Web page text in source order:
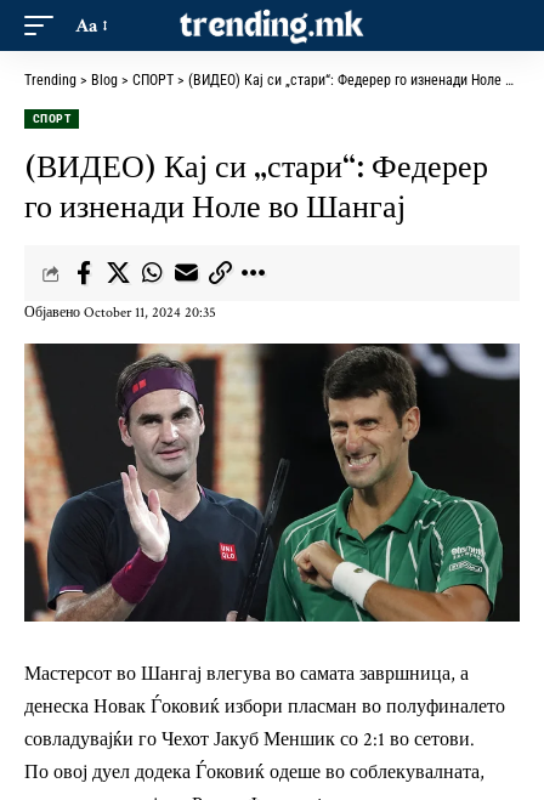
Aa
Trending > Blog > СПОРТ > (ВИДЕО) Кај си „стари“: Федерер го изненади Ноле во Шангај
СПОРТ
(ВИДЕО) Кај си „стари“: Федерер
го изненади Ноле во Шангај
Објавено October 11, 2024 20:35
Мастерсот во Шангај влегува во самата завршница, а
денеска Новак Ѓоковиќ избори пласман во полуфиналето
совладувајќи го Чехот Јакуб Меншик со 2:1 во сетови.
По овој дуел додека Ѓоковиќ одеше во соблекувалната,